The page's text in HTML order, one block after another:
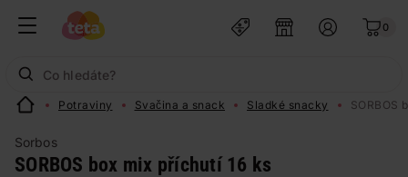
0
Potraviny Svačina a snack Sladké snacky SORBOS
Sorbos
SORBOS box mix příchutí 16 ks